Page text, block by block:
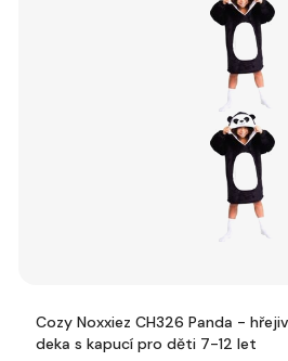
Cozy Noxxiez CH326 Panda -
deka s kapucí pro děti 7-12 let